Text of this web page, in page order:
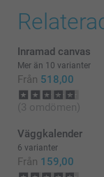
att den
vilken
Varma
Kirsi
Inramad canvas
Mer än 10 varianter
Från 518,00
(3 omdömen)
Väggkalender
6 varianter
Från 159,00